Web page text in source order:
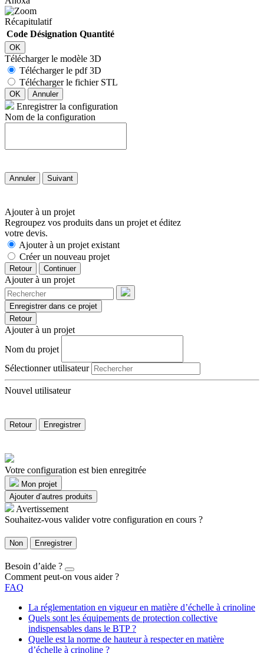
Récapitulatif
Code Désignation Quantité
OK
Télécharger le modèle 3D
Télécharger le pdf 3D
Télécharger le fichier STL
OK Annuler
Enregistrer la configuration
Nom de la configuration
Annuler Suivant
Ajouter à un projet
Regroupez vos produits dans un projet et éditez
votre devis.
Ajouter à un projet existant
Créer un nouveau projet
Retour Continuer
Ajouter à un projet
Enregistrer dans ce projet
Retour
Ajouter à un projet
Nom du projet
Sélectionner utilisateur
Nouvel utilisateur
Retour Enregistrer
Votre configuration est bien enregitrée
Mon projet
Ajouter d’autres produits
Avertissement
Souhaitez-vous valider votre configuration en cours ?
Non Enregistrer
Besoin d’aide ?
Comment peut-on vous aider ?
FAQ
La réglementation en vigueur en matière d’échelle à crinoline
Quels sont les équipements de protection collective
indispensables dans le BTP ?
Quelle est la norme de hauteur à respecter en matière
d’échelle à crinoline ?